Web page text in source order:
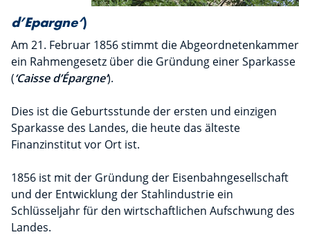
d’Epargne‘)
Am 21. Februar 1856 stimmt die Abgeordnetenkammer
ein Rahmengesetz über die Gründung einer Sparkasse
(‘Caisse d’Épargne‘).
Dies ist die Geburtsstunde der ersten und einzigen
Sparkasse des Landes, die heute das älteste
Finanzinstitut vor Ort ist.
1856 ist mit der Gründung der Eisenbahngesellschaft
und der Entwicklung der Stahlindustrie ein
Schlüsseljahr für den wirtschaftlichen Aufschwung des
Landes.